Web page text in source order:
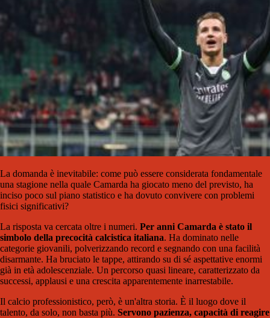
La domanda è inevitabile: come può essere considerata fondamentale
una stagione nella quale Camarda ha giocato meno del previsto, ha
inciso poco sul piano statistico e ha dovuto convivere con problemi
fisici significativi?
La risposta va cercata oltre i numeri. Per anni Camarda è stato il
simbolo della precocità calcistica italiana. Ha dominato nelle
categorie giovanili, polverizzando record e segnando con una facilità
disarmante. Ha bruciato le tappe, attirando su di sé aspettative enormi
già in età adolescenziale. Un percorso quasi lineare, caratterizzato da
successi, applausi e una crescita apparentemente inarrestabile.
Il calcio professionistico, però, è un'altra storia. È il luogo dove il
talento, da solo, non basta più. Servono pazienza, capacità di reagire